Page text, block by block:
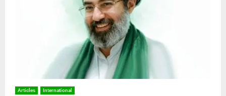
Articles International